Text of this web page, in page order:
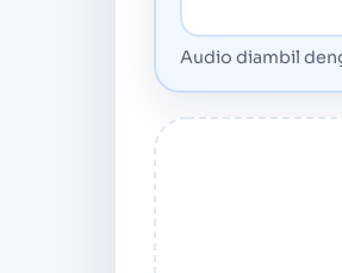
Audio diambil